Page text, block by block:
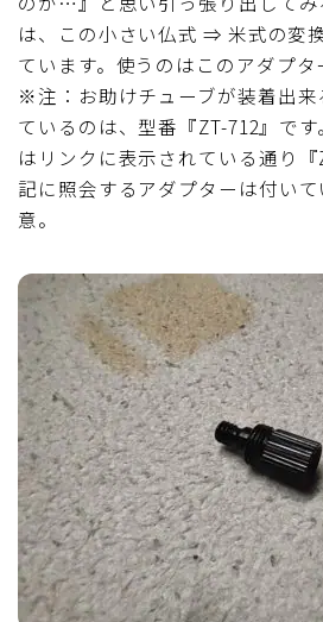
は、この小さい仏式 ⇒ 米式の変
ています。使うのはこのアダプタ
※注：お助けチューブが装着出来
ているのは、型番『ZT-712』で
はリンクに表示されている通り
記に照会するアダプターは付い
意。